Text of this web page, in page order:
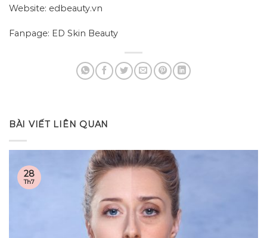
Website: edbeauty.vn
Fanpage: ED Skin Beauty
BÀI VIẾT LIÊN QUAN
28
Th7